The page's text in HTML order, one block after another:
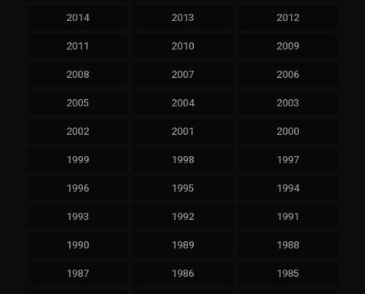
2014 2013 2012
2011 2010 2009
2008 2007 2006
2005 2004 2003
2002 2001 2000
1999 1998 1997
1996 1995 1994
1993 1992 1991
1990 1989 1988
1987 1986 1985